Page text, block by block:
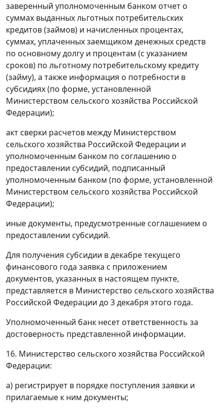
заверенный уполномоченным банком отчет о
суммах выданных льготных потребительских
кредитов (займов) и начисленных процентах,
суммах, уплаченных заемщиком денежных средств
по основному долгу и процентам (с указанием
сроков) по льготному потребительскому кредиту
(займу), а также информация о потребности в
субсидиях (по форме, установленной
Министерством сельского хозяйства Российской
Федерации);
акт сверки расчетов между Министерством
сельского хозяйства Российской Федерации и
уполномоченным банком по соглашению о
предоставлении субсидий, подписанный
уполномоченным банком (по форме, установленной
Министерством сельского хозяйства Российской
Федерации);
иные документы, предусмотренные соглашением о
предоставлении субсидий.
Для получения субсидии в декабре текущего
финансового года заявка с приложением
документов, указанных в настоящем пункте,
представляется в Министерство сельского хозяйства
Российской Федерации до 3 декабря этого года.
Уполномоченный банк несет ответственность за
достоверность представленной информации.
16. Министерство сельского хозяйства Российской
Федерации:
а) регистрирует в порядке поступления заявки и
прилагаемые к ним документы;